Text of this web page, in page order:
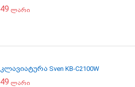
49 ლარი
კლავიატურა Sven KB-C2100W
49 ლარი